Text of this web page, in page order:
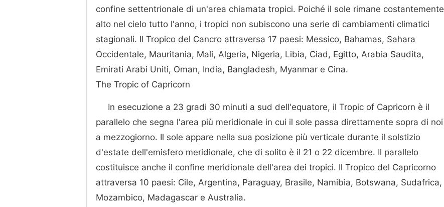
confine settentrionale di un'area chiamata tropici. Poiché il sole rimane costantemente
alto nel cielo tutto l'anno, i tropici non subiscono una serie di cambiamenti climatici
stagionali. Il Tropico del Cancro attraversa 17 paesi: Messico, Bahamas, Sahara
Occidentale, Mauritania, Mali, Algeria, Nigeria, Libia, Ciad, Egitto, Arabia Saudita,
Emirati Arabi Uniti, Oman, India, Bangladesh, Myanmar e Cina.
The Tropic of Capricorn
In esecuzione a 23 gradi 30 minuti a sud dell'equatore, il Tropic of Capricorn è il
parallelo che segna l'area più meridionale in cui il sole passa direttamente sopra di noi
a mezzogiorno. Il sole appare nella sua posizione più verticale durante il solstizio
d'estate dell'emisfero meridionale, che di solito è il 21 o 22 dicembre. Il parallelo
costituisce anche il confine meridionale dell'area dei tropici. Il Tropico del Capricorno
attraversa 10 paesi: Cile, Argentina, Paraguay, Brasile, Namibia, Botswana, Sudafrica,
Mozambico, Madagascar e Australia.